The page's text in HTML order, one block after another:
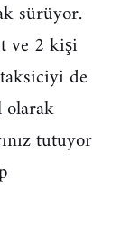
sürüyor.
ve 2 kişi
de
olarak
tutuyor